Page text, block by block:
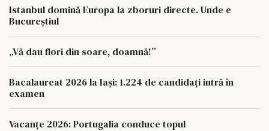
Istanbul domină Europa la zboruri directe. Unde e
Bucureștiul
„Vă dau flori din soare, doamnă!”
Bacalaureat 2026 la Iași: 1.224 de candidați intră în
examen
Vacanțe 2026: Portugalia conduce topul